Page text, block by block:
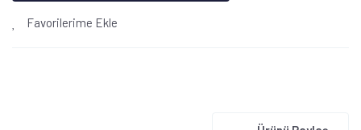
Favorilerime Ekle